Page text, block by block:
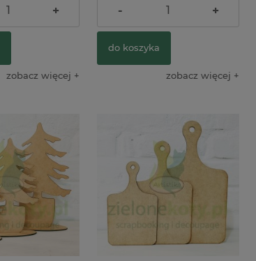
+
zobacz więcej
6,90 zł
- +
do koszyka
zobacz więcej